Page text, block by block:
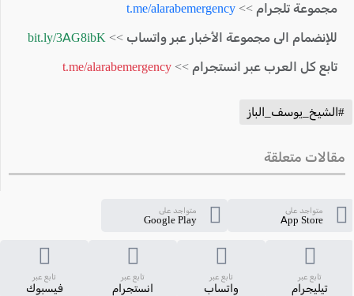
مجموعة تلجرام >> t.me/alarabemergency
للإنضمام الى مجموعة الأخبار عبر واتساب >> bit.ly/3AG8ibK
تابع كل العرب عبر انستجرام >> t.me/alarabemergency
#الشيخ_يوسف_الباز
مقالات متعلقة
متواجد على
App Store
متواجد على
Google Play
تابع عبر
تيليجرام
تابع عبر
واتساب
تابع عبر
انستجرام
تابع عبر
فيسبوك